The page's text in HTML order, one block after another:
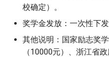
校确定）。
奖学金发放：一次性下发
其他说明：国家励志奖
（10000元）、浙江省